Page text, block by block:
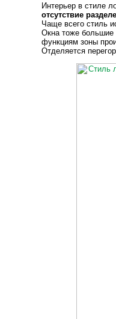
Интерьер в стиле
отсутствие
Чаще всего стиль
Окна тоже
функциям зоны
Отделяется